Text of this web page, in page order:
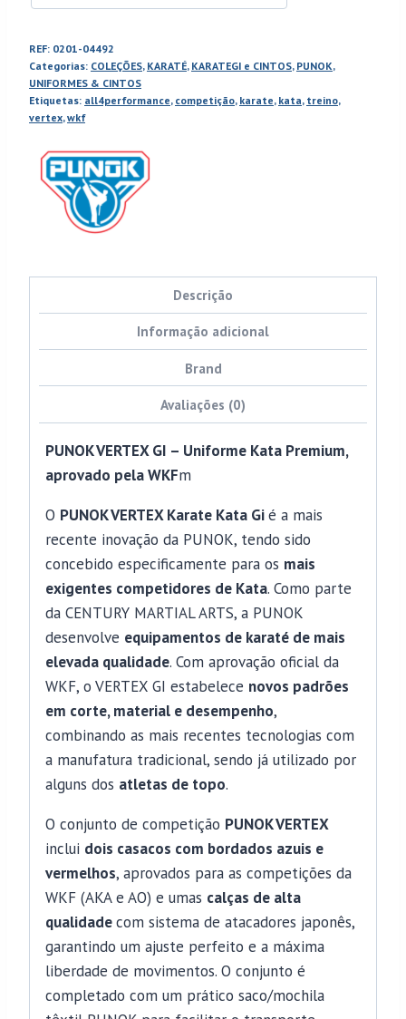
(CONJUNTO
CASACOS
E
1
REF: 0201-04492
Categorias: COLEÇÕES, KARATÉ, KARATEGI e CINTOS, PUNOK,
UNIFORMES & CINTOS
Etiquetas: all4performance, competição, karate, kata, treino,
vertex,wkf
Descrição
Informação adicional
Brand
Avaliações (0)
PUNOK VERTEX GI – Uniforme Kata Premium,
aprovado pela WKFm
O PUNOK VERTEX Karate Kata Gié a mais
recente inovação da PUNOK, tendo sido
concebido especificamente para os mais
exigentes competidores de Kata. Como parte
da CENTURY MARTIAL ARTS, a PUNOK
desenvolve equipamentos de karaté de mais
elevada qualidade. Com aprovação oficial da
WKF, o VERTEX GI estabelece novos padrões
em corte, material e desempenho,
combinando as mais recentes tecnologias com
a manufatura tradicional, sendo já utilizado por
alguns dos atletas de topo.
O conjunto de competição PUNOK VERTEX
inclui dois casacos com bordados azuis e
vermelhos, aprovados para as competições da
WKF (AKA e AO) e umas calças de alta
qualidadecom sistema de atacadores japonês,
garantindo um ajuste perfeito e a máxima
liberdade de movimentos. O conjunto é
completado com um prático saco/mochila